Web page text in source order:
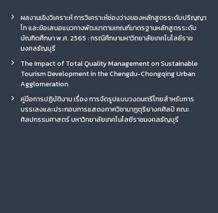
ผลงานเชิงวิเคราะห์ การวิเคราะห์ช่องว่างของหลักสูตรระดับปริญญา
โท และข้อเสนอแนวทางพัฒนาตามเกณฑ์มาตรฐานหลักสูตรระดับ
บัณฑิตศึกษา พ.ศ. 2565 : กรณีศึกษามหาวิทยาลัยเทคโนโลยีราช
มงคลธัญบุรี
The Impact of Total Quality Management on Sustainable
Tourism Development in the Chengdu-Chongqing Urban
Agglomeration
คู่มือการปฏิบัติงาน เรื่อง การจัดรูปแบบวงดนตรีไทยสำหรับการ
บรรเลงและประกอบการแสดงภาควิชานาฏดุริยางคศิลป์ คณะ
ศิลปกรรมศาสตร์ มหาวิทยาลัยเทคโนโลยีราชมงคลธัญบุรี